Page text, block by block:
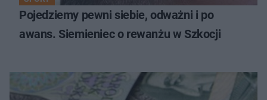
Pojedziemy pewni siebie, odważni i po
awans. Siemieniec o rewanżu w Szkocji